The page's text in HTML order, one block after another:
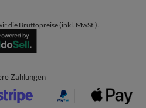
die Bruttopreise (inkl. MwSt.).
Zahlungen